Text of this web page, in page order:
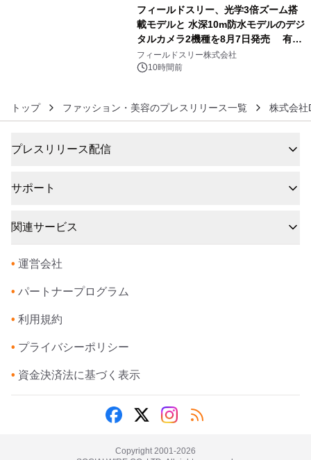
フィールドスリー、光学3倍ズーム搭
載モデルと 水深10m防水モデルのデジ
タルカメラ2機種を8月7日発売 有効
約1300万画素、用途別に選べるコンデ
ジ新登場
フィールドスリー株式会社
10時間前
トップ ファッション・美容のプレスリリース一覧 株式会社
プレスリリース配信
サポート
関連サービス
• 運営会社
• パートナープログラム
• 利用規約
• プライバシーポリシー
• 資金決済法に基づく表示
Copyright 2001-2026